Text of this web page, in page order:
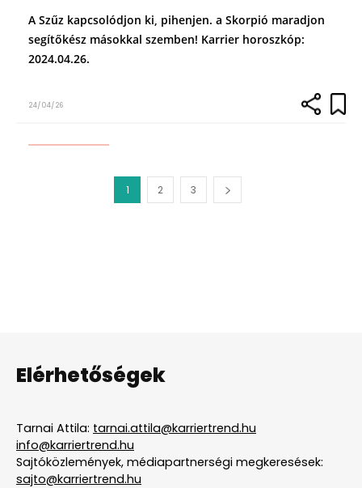
A Szűz kapcsolódjon ki, pihenjen. a Skorpió maradjon
segítőkész másokkal szemben! Karrier horoszkóp:
2024.04.26.
24/04/26
1 2 3
Elérhetőségek
Tarnai Attila: tarnai.attila@karriertrend.hu
info@karriertrend.hu
Sajtóközlemények, médiapartnerségi megkeresések:
sajto@karriertrend.hu